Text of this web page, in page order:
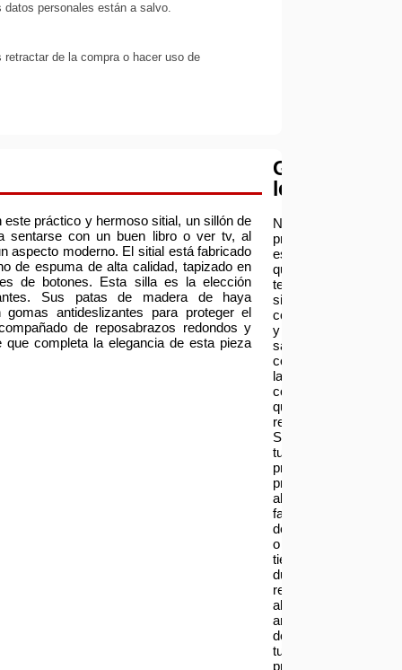
personales están a salvo.
de la compra o hacer uso de
práctico y hermoso sitial, un sillón de
sentarse con un buen libro o ver tv, al
aspecto moderno. El sitial está fabricado
de espuma de alta calidad, tapizado en
de botones. Esta silla es la elección
Sus patas de madera de haya
gomas antideslizantes para proteger el
de reposabrazos redondos y
completa la elegancia de esta pieza
Garantía
legal
Nuestra
prioridad
es
que
te
sientas
contento
y
satisfecho
con
las
compras
que
realizas.
Si
tu
producto
presenta
alguna
falla,
defecto
o
tienes
dudas
respecto
al
armado
de
tu
producto